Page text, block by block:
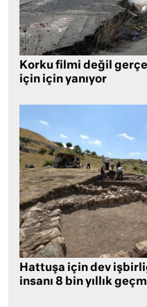
Korku filmi değil
için için yanıyor
Hattuşa için dev
insanı 8 bin yıllık